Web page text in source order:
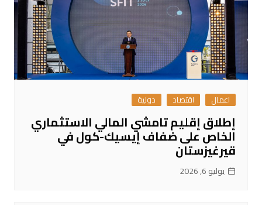
اعمال اقتصاد دولية
إطلاق إقليم تامشي المالي الاستثماري
الخاص على ضفاف إيسيك-كول في
قيرغيزستان
يوليو 6, 2026